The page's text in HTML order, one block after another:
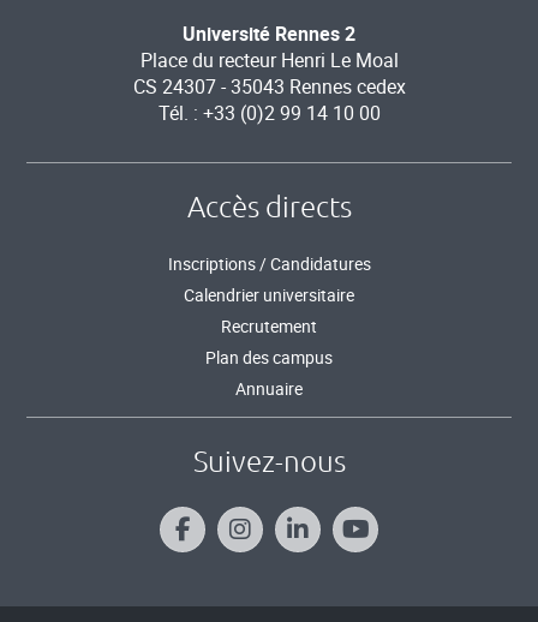
Université Rennes 2
Place du recteur Henri Le Moal
CS 24307 - 35043 Rennes cedex
Tél. : +33 (0)2 99 14 10 00
Accès directs
Inscriptions / Candidatures
Calendrier universitaire
Recrutement
Plan des campus
Annuaire
Suivez-nous